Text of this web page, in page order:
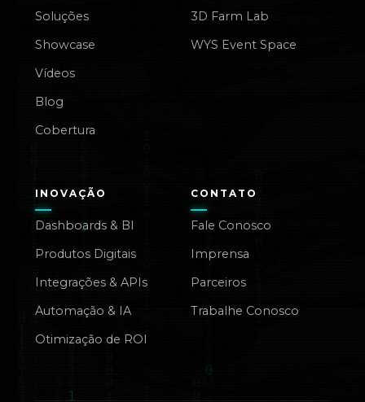
Soluções
Showcase
Vídeos
Blog
Cobertura
3D Farm Lab
WYS Event Space
INOVAÇÃO
Dashboards & BI
Produtos Digitais
Integrações & APIs
Automação & IA
Otimização de ROI
CONTATO
Fale Conosco
Imprensa
Parceiros
Trabalhe Conosco